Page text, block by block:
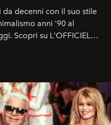
decenni con il suo stile
anni '90 al
Scopri su L'OFFICIEL